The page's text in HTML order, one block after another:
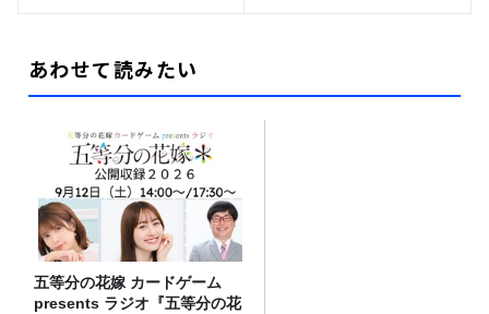
あわせて読みたい
五等分の花嫁 カードゲーム
presents ラジオ『五等分の花